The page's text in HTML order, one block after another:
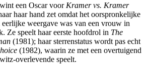
een Oscar voor Kramer vs. Kramer
haar hand zet omdat het oorspronkelijke
weergave was van een vrouw in
Ze speelt haar eerste hoofdrol in The
(1981); haar sterrenstatus wordt pas echt
(1982), waarin ze met een overtuigend
overlevende speelt.